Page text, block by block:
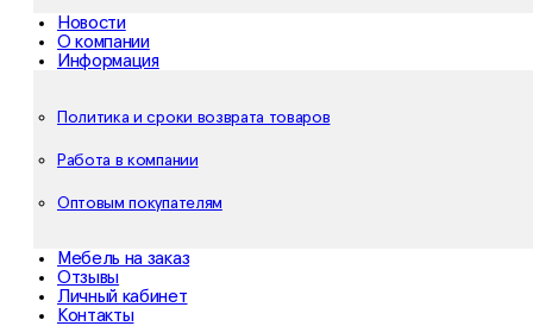
Новости
О компании
Информация
Политика и сроки возврата товаров
Работа в компании
Оптовым покупателям
Мебель на заказ
Отзывы
Личный кабинет
Контакты